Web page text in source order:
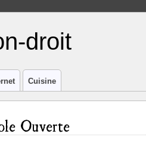
droit
Cuisine
Ouverte